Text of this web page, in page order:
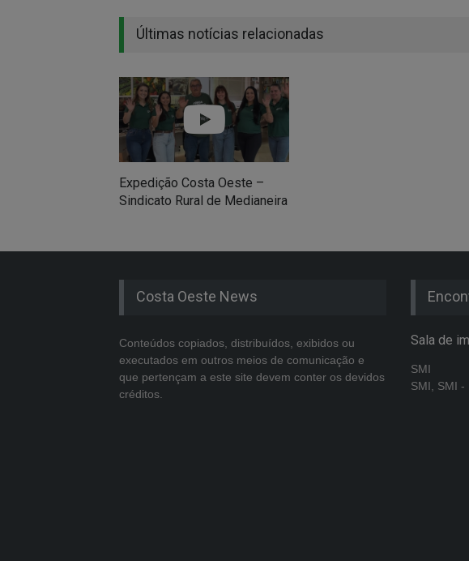
Últimas notícias relacionadas
Expedição Costa Oeste –
Sindicato Rural de Medianeira
Costa Oeste News
Conteúdos copiados, distribuídos, exibidos ou
executados em outros meios de comunicação e
que pertençam a este site devem conter os devidos
créditos.
Sala de
SMI
SMI, SMI -